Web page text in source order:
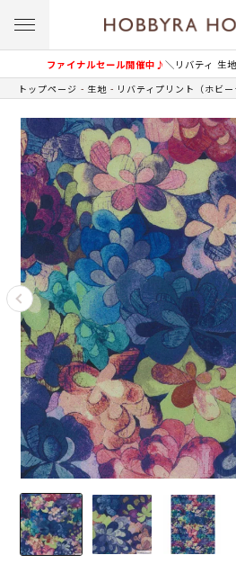
ファイナルセール開催中♪＼リバティ 生
トップページ 生地 リバティプリント（ホビ